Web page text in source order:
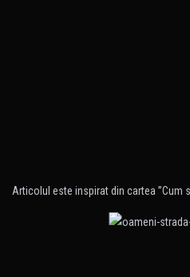
Articolul este inspirat din cartea ”Cum